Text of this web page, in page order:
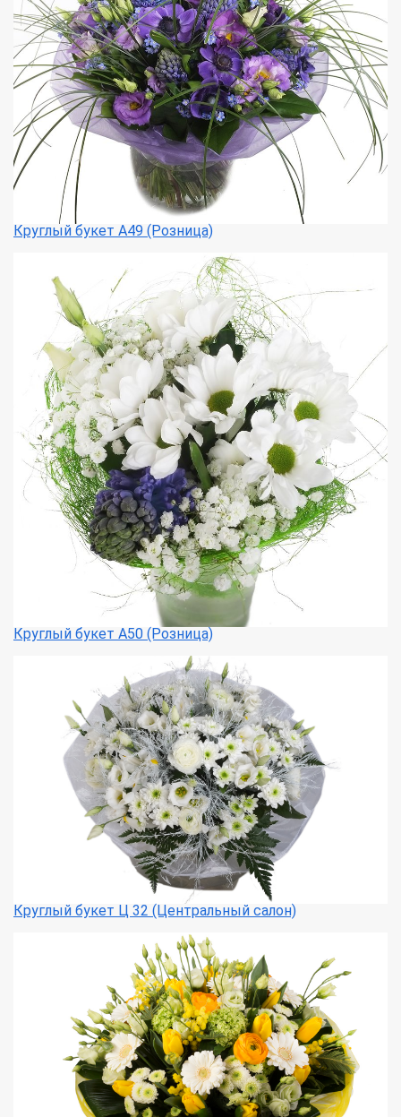
Круглый букет А49 (Розница)
Круглый букет А50 (Розница)
Круглый букет Ц 32 (Центральный салон)